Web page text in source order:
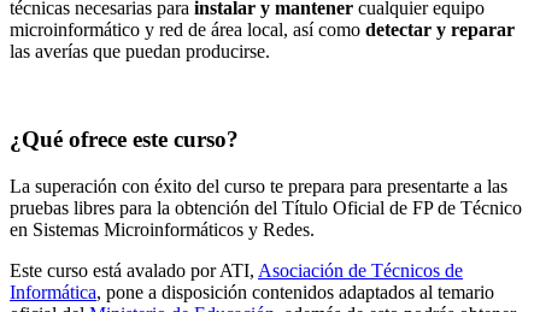
técnicas necesarias para instalar y mantener cualquier equipo
microinformático y red de área local, así como detectar y reparar
las averías que puedan producirse.
¿Qué ofrece este curso?
La superación con éxito del curso te prepara para presentarte a las
pruebas libres para la obtención del Título Oficial de FP de Técnico
en Sistemas Microinformáticos y Redes.
Este curso está avalado por ATI, Asociación de Técnicos de
Informática, pone a disposición contenidos adaptados al temario